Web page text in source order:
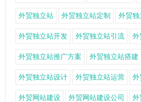
外贸独立站 外贸独立站定制 外贸
外贸独立站开发 外贸独立站引流 外
外贸独立站推广方案 外贸独立站搭建
外贸独立站设计 外贸独立站运营 外
外贸网站建设 外贸网站建设公司 外